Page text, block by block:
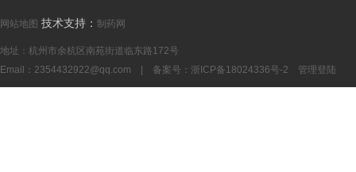
网站地图 技术支持： 制药网
地址：杭州市余杭区南苑街道临东路172号
Email： 2354432922@qq.com | 备案号： 浙ICP备18024336号-2 管理登陆